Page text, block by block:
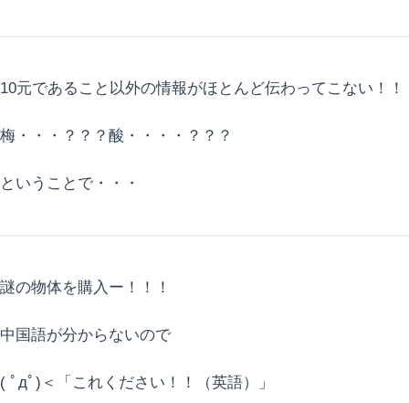
10元であること以外の情報がほとんど伝わってこない！！
梅・・・？？？酸・・・・？？？
ということで・・・
謎の物体を購入ー！！！
中国語が分からないので
( ﾟдﾟ)＜「これください！！（英語）」